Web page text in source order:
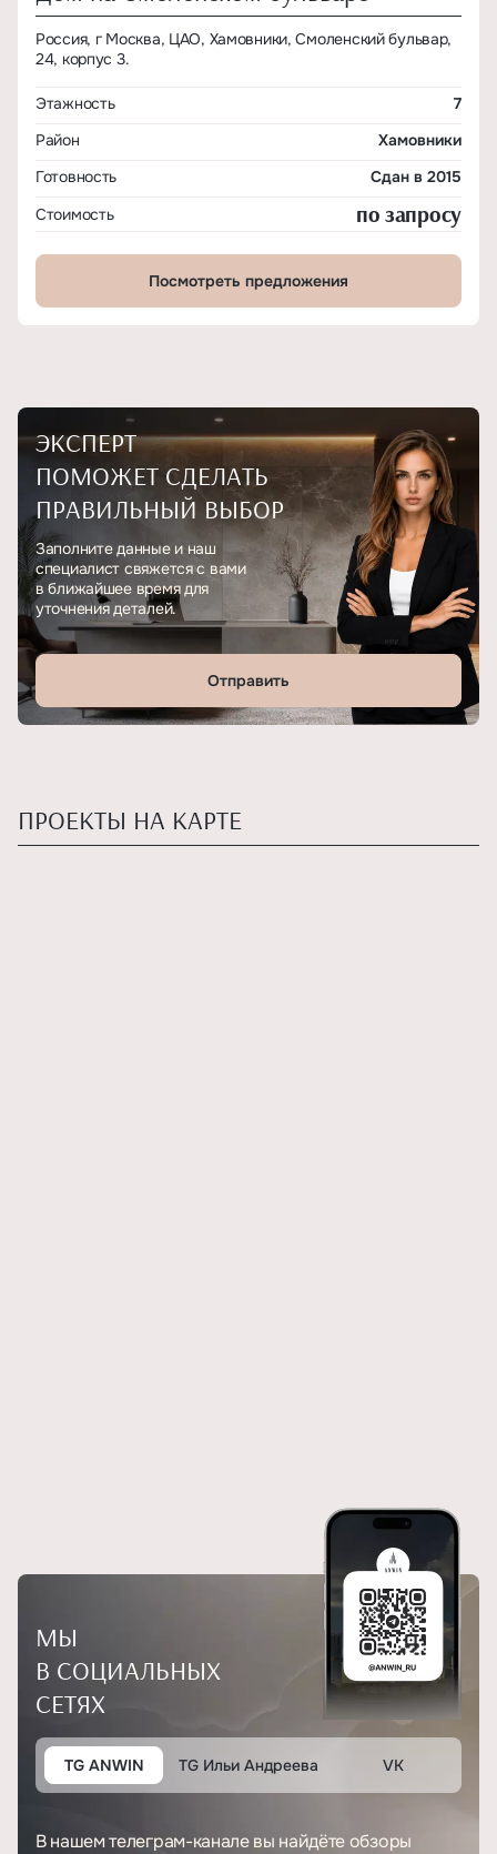
Россия, г Москва, ЦАО, Хамовники, Смоленский бульвар,
24, корпус 3.
Этажность
7
Район
Хамовники
Готовность
Сдан в 2015
Стоимость
по запросу
Посмотреть предложения
ЭКСПЕРТ
ПОМОЖЕТ СДЕЛАТЬ
ПРАВИЛЬНЫЙ ВЫБОР
Заполните данные и наш
специалист свяжется с вами
в ближайшее время для
уточнения деталей.
Отправить
ПРОЕКТЫ НА КАРТЕ
МЫ
В СОЦИАЛЬНЫХ
СЕТЯХ
TG ANWIN TG Ильи Андреева VK
В нашем телеграм-канале вы найдёте обзоры